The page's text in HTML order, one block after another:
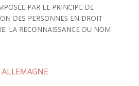
PAR LE PRINCIPE DE
DES PERSONNES EN DROIT
LA RECONNAISSANCE DU NOM